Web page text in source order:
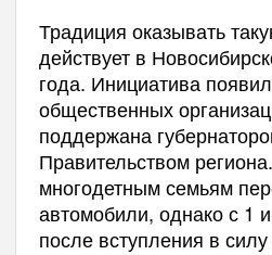
Традиция оказывать
действует в
года. Инициатива
общественных
поддержана
Правительством
многодетным семьям
автомобили, однако с 1
после вступления в